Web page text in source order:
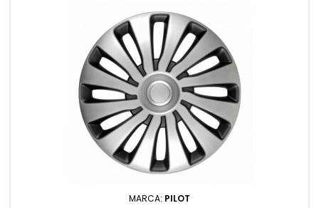
MARCA: PILOT